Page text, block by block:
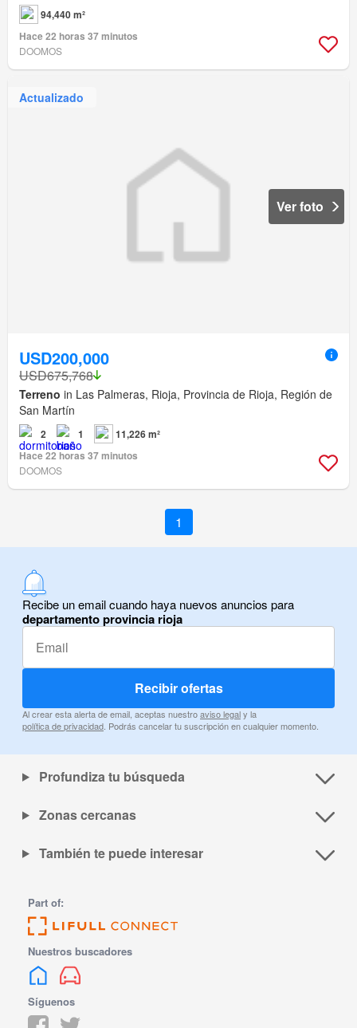
94,440 m²
Hace 22 horas 37 minutos
DOOMOS
Actualizado
Ver foto
USD200,000
USD675,768
Terreno in Las Palmeras, Rioja, Provincia de Rioja, Región de
San Martín
2 1
11,226 m²
Hace 22 horas 37 minutos
DOOMOS
1
Recibe un email cuando haya nuevos anuncios para
departamento provincia rioja
Recibir ofertas
Al crear esta alerta de email, aceptas nuestroaviso legaly la
política de privacidad . Podrás cancelar tu suscripción en cualquier momento.
Profundiza tu búsqueda
Zonas cercanas
También te puede interesar
Part of:
Nuestros buscadores
Síguenos